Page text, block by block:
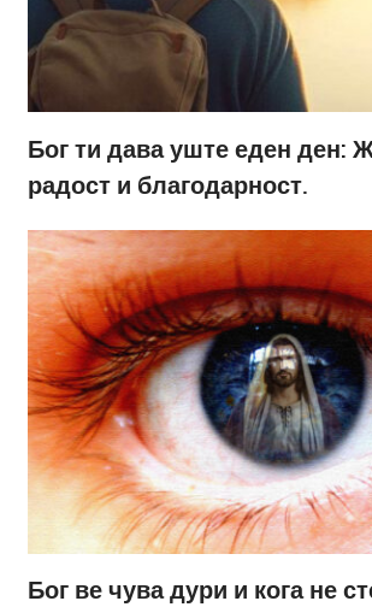
Бог ти дава уште еден ден:
радост и благодарност.
Бог ве чува дури и кога не